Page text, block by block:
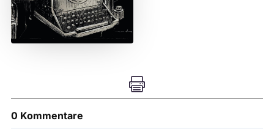

0 Kommentare